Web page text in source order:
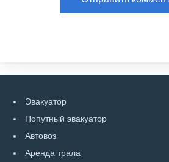
Эвакуатор
Попутный эвакуатор
Автовоз
Аренда трала